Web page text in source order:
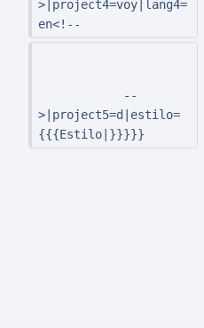
>|project4=voy|lang4=
en<!--
--
>|project5=d|estilo=
{{{Estilo|}}}}}